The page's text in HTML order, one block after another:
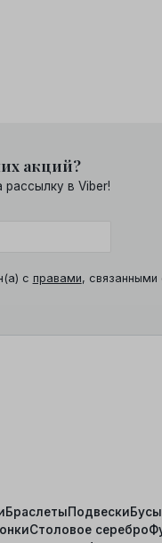
акций?
в Viber!
с правами, связанными
БраслетыПодвескиБусы
Столовое серебро